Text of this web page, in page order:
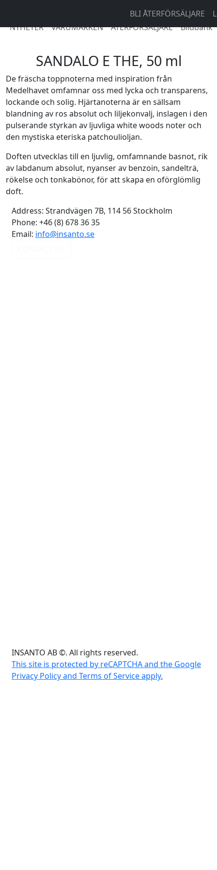
BLI ÅTERFÖRSÄLJARE
NYHETER
VARUMÄRKEN ÅTERFÖRSÄLJARE Bildbank
SANDALO E THE, 50 ml
De fräscha toppnoterna med inspiration från
Medelhavet omfamnar oss med lycka och transparens,
lockande och solig. Hjärtanoterna är en sällsam
blandning av ros absolut och liljekonvalj, inslagen i den
pulserande styrkan av ljuvliga white woods noter och
den mystiska eteriska patchoulioljan.
Doften utvecklas till en ljuvlig, omfamnande basnot, rik
av labdanum absolut, nyanser av benzoin, sandelträ,
rökelse och tonkabönor, för att skapa en oförglömlig
doft.
Address: Strandvägen 7B, 114 56 Stockholm
Phone: +46 (8) 678 36 35
Email: info@insanto.se
INSANTO AB ©. All rights reserved.
This site is protected by reCAPTCHA and the Google
Privacy Policy and Terms of Service apply.